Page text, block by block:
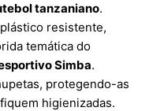
tanzaniano.
resistente,
temática do
Simba.
protegendo-as
higienizadas.